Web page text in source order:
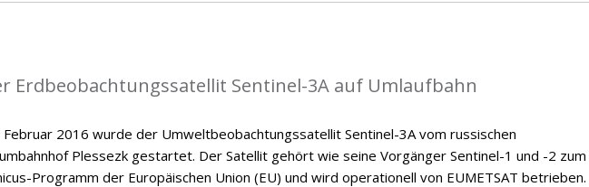
Erdbeobachtungssatellit Sentinel-3A auf Umlaufbahn
Februar 2016 wurde der Umweltbeobachtungssatellit Sentinel-3A vom russischen
Plessezk gestartet. Der Satellit gehört wie seine Vorgänger Sentinel-1 und -2 zum
Programm der Europäischen Union (EU) und wird operationell von EUMETSAT betrieben.